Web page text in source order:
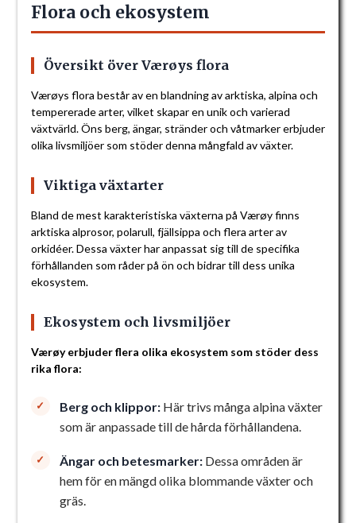
Flora och ekosystem
Översikt över Værøys flora
Værøys flora består av en blandning av arktiska, alpina och
tempererade arter, vilket skapar en unik och varierad
växtvärld. Öns berg, ängar, stränder och våtmarker erbjuder
olika livsmiljöer som stöder denna mångfald av växter.
Viktiga växtarter
Bland de mest karakteristiska växterna på Værøy finns
arktiska alprosor, polarull, fjällsippa och flera arter av
orkidéer. Dessa växter har anpassat sig till de specifika
förhållanden som råder på ön och bidrar till dess unika
ekosystem.
Ekosystem och livsmiljöer
Værøy erbjuder flera olika ekosystem som stöder dess
rika flora:
Berg och klippor:Här trivs många alpina växter
som är anpassade till de hårda förhållandena.
Ängar och betesmarker:Dessa områden är
hem för en mängd olika blommande växter och
gräs.